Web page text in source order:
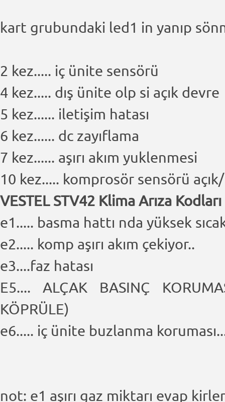
kart grubundaki led1 in yanıp
2 kez..... iç ünite sensörü
4 kez..... dış ünite olp si açık devre
5 kez...... iletişim hatası
6 kez...... dc zayıflama
7 kez...... aşırı akım yuklenmesi
10 kez..... komprosör sensörü
VESTEL STV42 Klima Arıza Kodları
e1..... basma hattı nda yüksek
e2..... komp aşırı akım çekiyor..
e3....faz hatası
E5.... ALÇAK BASINÇ
KÖPRÜLE)
e6..... iç ünite buzlanma
not: e1 aşırı gaz miktarı evap